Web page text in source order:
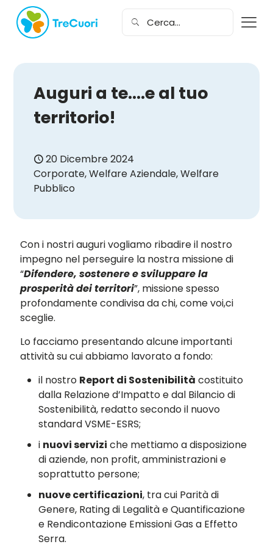
Auguri a te….e al tuo
territorio!
20 Dicembre 2024
Corporate,Welfare Aziendale,Welfare
Pubblico
Con i nostri auguri vogliamo ribadire il nostro
impegno nel perseguire la nostra missione di
“Difendere, sostenere e sviluppare la
prosperità dei territori”, missione spesso
profondamente condivisa da chi, come voi,ci
sceglie.
Lo facciamo presentando alcune importanti
attività su cui abbiamo lavorato a fondo:
il nostro Report di Sostenibilità costituito
dalla Relazione d’Impatto e dal Bilancio di
Sostenibilità, redatto secondo il nuovo
standard VSME-ESRS;
i nuovi servizi che mettiamo a disposizione
di aziende, non profit, amministrazioni e
soprattutto persone;
nuove certificazioni, tra cui Parità di
Genere, Rating di Legalità e Quantificazione
e Rendicontazione Emissioni Gas a Effetto
Serra.